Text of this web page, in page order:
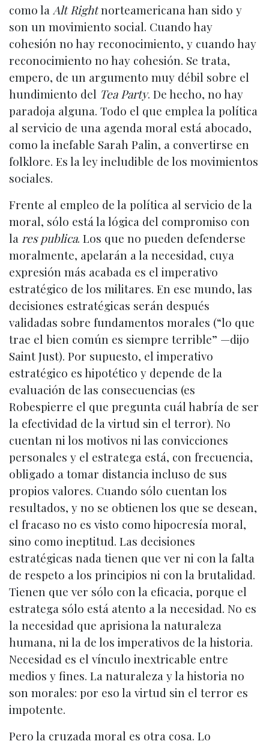
como la Alt Rightnorteamericana han sido y
son un movimiento social. Cuando hay
cohesión no hay reconocimiento, y cuando hay
reconocimiento no hay cohesión. Se trata,
empero, de un argumento muy débil sobre el
hundimiento del Tea Party. De hecho, no hay
paradoja alguna. Todo el que emplea la política
al servicio de una agenda moral está abocado,
como la inefable Sarah Palin, a convertirse en
folklore. Es la ley ineludible de los movimientos
sociales.
Frente al empleo de la política al servicio de la
moral, sólo está la lógica del compromiso con
la res publica. Los que no pueden defenderse
moralmente, apelarán a la necesidad, cuya
expresión más acabada es el imperativo
estratégico de los militares. En ese mundo, las
decisiones estratégicas serán después
validadas sobre fundamentos morales (“lo que
trae el bien común es siempre terrible” —dijo
Saint Just). Por supuesto, el imperativo
estratégico es hipotético y depende de la
evaluación de las consecuencias (es
Robespierre el que pregunta cuál habría de ser
la efectividad de la virtud sin el terror). No
cuentan ni los motivos ni las convicciones
personales y el estratega está, con frecuencia,
obligado a tomar distancia incluso de sus
propios valores. Cuando sólo cuentan los
resultados, y no se obtienen los que se desean,
el fracaso no es visto como hipocresía moral,
sino como ineptitud. Las decisiones
estratégicas nada tienen que ver ni con la falta
de respeto a los principios ni con la brutalidad.
Tienen que ver sólo con la eficacia, porque el
estratega sólo está atento a la necesidad. No es
la necesidad que aprisiona la naturaleza
humana, ni la de los imperativos de la historia.
Necesidad es el vínculo inextricable entre
medios y fines. La naturaleza y la historia no
son morales: por eso la virtud sin el terror es
impotente.
Pero la cruzada moral es otra cosa. Lo